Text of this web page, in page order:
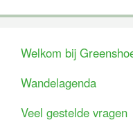
Welkom bij
Wandelagenda
Veel gestelde vragen